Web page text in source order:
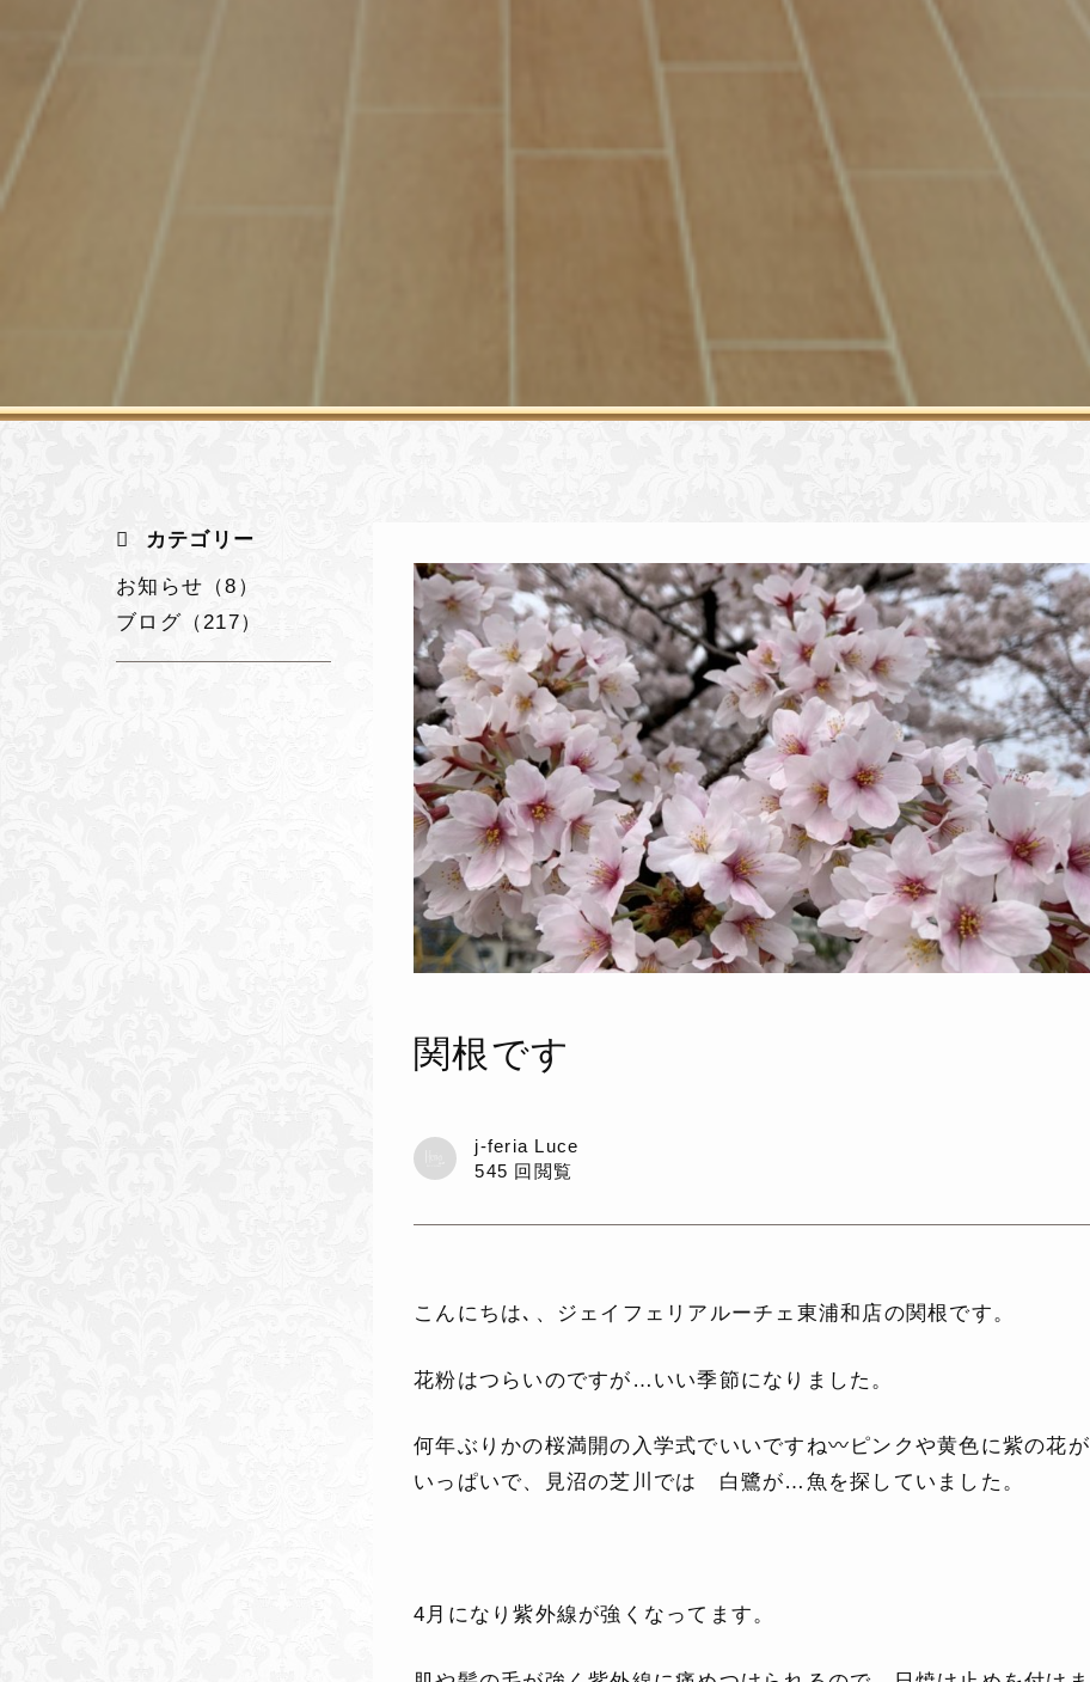
カテゴリー
お知らせ（8）
ブログ（217）
関根です
j-feria Luce
545 回閲覧
こんにちは､、ジェイフェリアルーチェ東浦和店の関根です。
花粉はつらいのですが…いい季節になりました。
何年ぶりかの桜満開の入学式でいいですね〰️ピンクや黄色に紫の花が
いっぱいで、見沼の芝川では 白鷺が…魚を探していました。
4月になり紫外線が強くなってます。